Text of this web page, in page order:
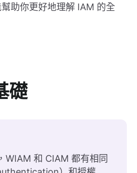
助你更好地理解 IAM 的全
礎
WIAM 和 CIAM 都有相同